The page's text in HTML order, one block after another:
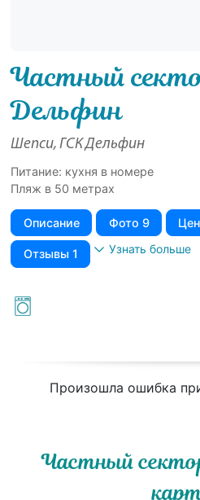
Частный
Дельфин
Шепси, ГСК Дельфин
Питание: кухня в номере
Пляж в 50 метрах
Описание Фото 9
Отзывы 1 Узнать больше
Произошла ошибка
Частный